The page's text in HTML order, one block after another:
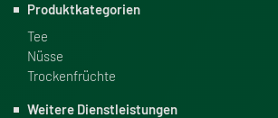
Produkt­ka­te­go­rien
Tee
Nüsse
Trockenfrüchte
Weitere Dienst­leis­tungen